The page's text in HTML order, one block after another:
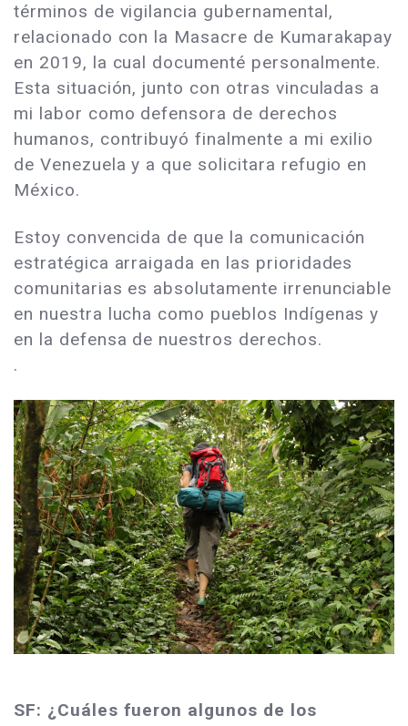
términos de vigilancia gubernamental,
relacionado con la Masacre de Kumarakapay
en 2019, la cual documenté personalmente.
Esta situación, junto con otras vinculadas a
mi labor como defensora de derechos
humanos, contribuyó finalmente a mi exilio
de Venezuela y a que solicitara refugio en
México.
Estoy convencida de que la comunicación
estratégica arraigada en las prioridades
comunitarias es absolutamente irrenunciable
en nuestra lucha como pueblos Indígenas y
en la defensa de nuestros derechos.
.
SF: ¿Cuáles fueron algunos de los